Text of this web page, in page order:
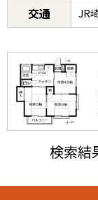
交通 JR
検索結